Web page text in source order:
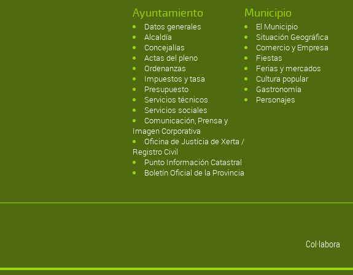
Ayuntamiento
Datos generales
Alcaldía
Concejalías
Actas del pleno
Ordenanzas
Impuestos y tasa
Presupuesto
Servicios técnicos
Servicios sociales
Comunicación, Prensa y
Imagen Corporativa
Oficina de Justícia de Xerta /
Registro Civil
Punto Información Catastral
Boletín Oficial de la Provincia
Municipio
El Municipio
Situación Geográfica
Comercio y Empresa
Fiestas
Ferias y mercados
Cultura popular
Gastronomía
Personajes
Col·labora